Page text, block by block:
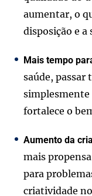
aumentar, o
disposição e a
Mais tempo
saúde, passar
fortalece o
Aumento da
mais
para
criatividade